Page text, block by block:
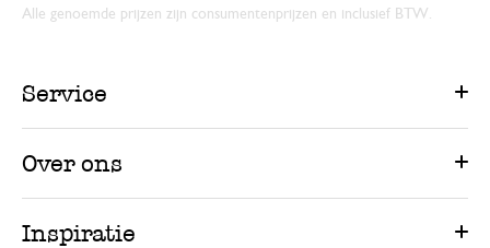
Alle genoemde prijzen zijn consumentenprijzen en inclusief BTW.
Service
Over ons
Inspiratie